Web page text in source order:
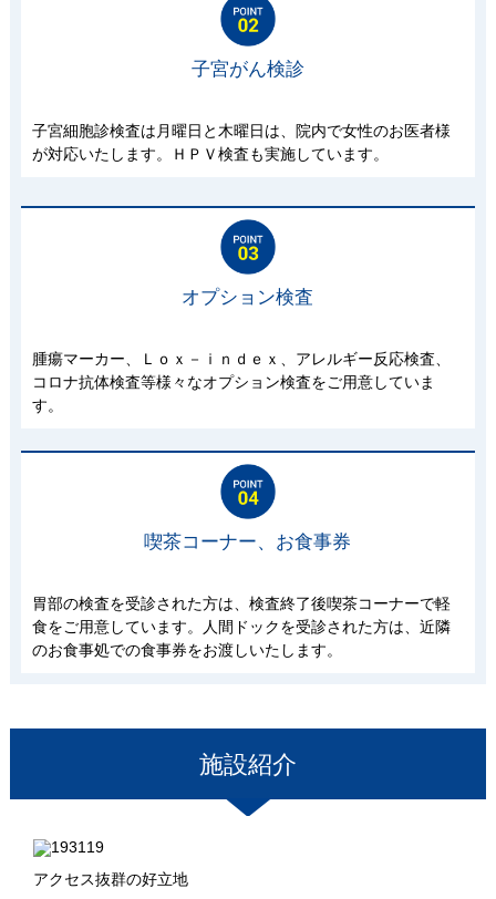
子宮がん検診
子宮細胞診検査は月曜日と木曜日は、院内で女性のお医者様
が対応いたします。ＨＰＶ検査も実施しています。
オプション検査
腫瘍マーカー、Ｌｏｘ－ｉｎｄｅｘ、アレルギー反応検査、
コロナ抗体検査等様々なオプション検査をご用意していま
す。
喫茶コーナー、お食事券
胃部の検査を受診された方は、検査終了後喫茶コーナーで軽
食をご用意しています。人間ドックを受診された方は、近隣
のお食事処での食事券をお渡しいたします。
施設紹介
アクセス抜群の好立地